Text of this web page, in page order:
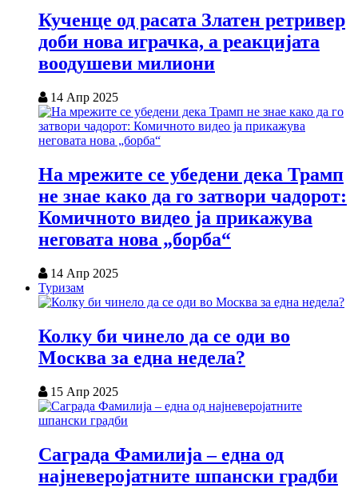
Кученце од расата Златен ретривер
доби нова играчка, а реакцијата
воодушеви милиони
14 Апр 2025
На мрежите се убедени дека Трамп
не знае како да го затвори чадорот:
Комичното видео ја прикажува
неговата нова „борба“
14 Апр 2025
Туризам
Колку би чинело да се оди во
Москва за една недела?
15 Апр 2025
Саграда Фамилија – една од
најневеројатните шпански градби